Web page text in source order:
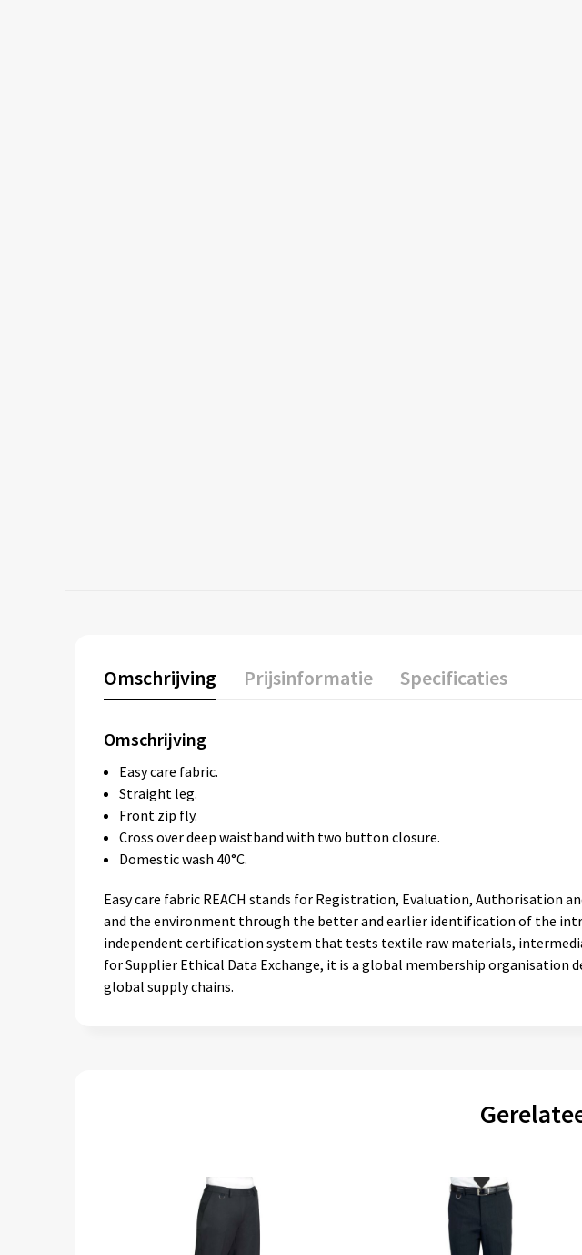
Omschrijving Prijsinformatie Specificaties
Omschrijving
Easy care fabric.
Straight leg.
Front zip fly.
Cross over deep waistband with two button closure.
Domestic wash 40°C.
Easy care fabric REACH stands for Registration, Evaluation, Authorisation
and the environment through the better and earlier identification of the
independent certification system that tests textile raw materials,
for Supplier Ethical Data Exchange, it is a global membership organisation
global supply chains.